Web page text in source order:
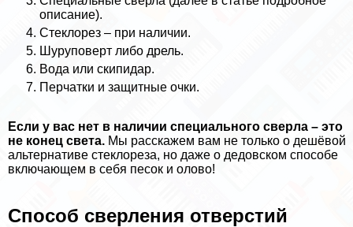
описание).
Стеклорез – при наличии.
Шуруповерт либо дрель.
Вода или скипидap.
Перчатки и защитные очки.
Если у вас нет в наличии специального сверла – это
не конец света. Мы расскажем вам не только о дешёвой
альтернативе стеклореза, но даже о дедовском способе
включающем в себя песок и олово!
Способ сверления отверстий